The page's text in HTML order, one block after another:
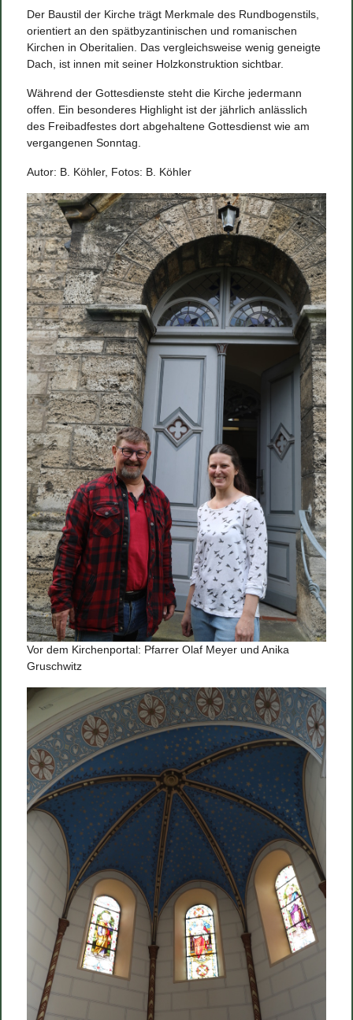
Der Baustil der Kirche trägt Merkmale des Rundbogenstils,
orientiert an den spätbyzantinischen und romanischen
Kirchen in Oberitalien. Das vergleichsweise wenig geneigte
Dach, ist innen mit seiner Holzkonstruktion sichtbar.
Während der Gottesdienste steht die Kirche jedermann
offen. Ein besonderes Highlight ist der jährlich anlässlich
des Freibadfestes dort abgehaltene Gottesdienst wie am
vergangenen Sonntag.
Autor: B. Köhler, Fotos: B. Köhler
Vor dem Kirchenportal: Pfarrer Olaf Meyer und Anika
Gruschwitz